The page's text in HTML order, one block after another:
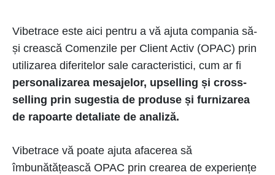
Vibetrace este aici pentru a vă ajuta compania să-
și crească Comenzile per Client Activ (OPAC) prin
utilizarea diferitelor sale caracteristici, cum ar fi
personalizarea mesajelor, upselling și cross-
selling prin sugestia de produse și furnizarea
de rapoarte detaliate de analiză.
Vibetrace vă poate ajuta afacerea să
îmbunătățească OPAC prin crearea de experiențe